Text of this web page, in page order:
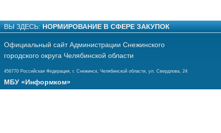
ВЫ ЗДЕСЬ: НОРМИРОВАНИЕ В СФЕРЕ ЗАКУПОК
Официальный сайт Администрации Снежинского
городского округа Челябинской области
456770 Российская Федерация, г. Снежинск, Челябинской области, ул. Свердлова, 24
МБУ «Информком»